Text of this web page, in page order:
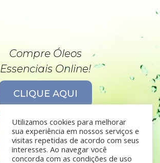
Compre Óleos
Essenciais Online!
CLIQUE AQUI
Utilizamos cookies para melhorar
sua experiência em nossos serviços e
visitas repetidas de acordo com seus
interesses. Ao navegar você
concorda com as condições de uso